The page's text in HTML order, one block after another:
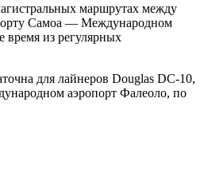
маршрутах между
Самоа — Международном
время из регулярных
для лайнеров Douglas DC-10,
аэропорт Фалеоло, по